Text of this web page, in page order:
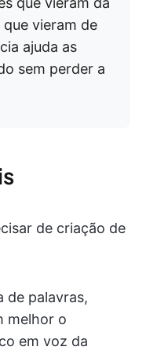
vieram de
ajuda as
sem perder a
de criação de
de palavras,
melhor o
em voz da